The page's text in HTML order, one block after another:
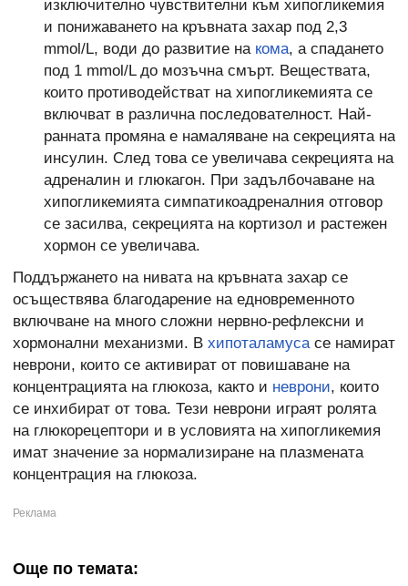
изключително чувствителни към хипогликемия
и понижаването на кръвната захар под 2,3
mmol/L, води до развитие на кома, а спадането
под 1 mmol/L до мозъчна смърт. Веществата,
които противодействат на хипогликемията се
включват в различна последователност. Най-
ранната промяна е намаляване на секрецията на
инсулин. След това се увеличава секрецията на
адреналин и глюкагон. При задълбочаване на
хипогликемията симпатикоадреналния отговор
се засилва, секрецията на кортизол и растежен
хормон се увеличава.
Поддържането на нивата на кръвната захар се
осъществява благодарение на едновременното
включване на много сложни нервно-рефлексни и
хормонални механизми. В хипоталамуса се намират
неврони, които се активират от повишаване на
концентрацията на глюкоза, както и неврони, които
се инхибират от това. Тези неврони играят ролята
на глюкорецептори и в условията на хипогликемия
имат значение за нормализиране на плазмената
концентрация на глюкоза.
Още по темата: